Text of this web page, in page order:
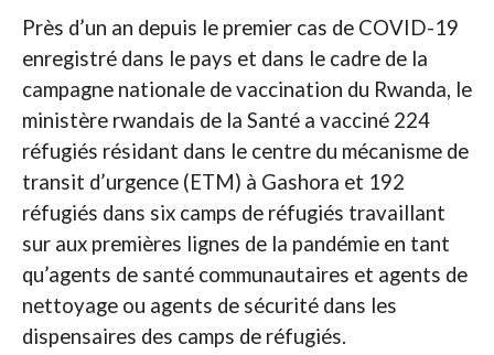
Près d’un an depuis le premier cas de COVID-19
enregistré dans le pays et dans le cadre de la
campagne nationale de vaccination du Rwanda, le
ministère rwandais de la Santé a vacciné 224
réfugiés résidant dans le centre du mécanisme de
transit d’urgence (ETM) à Gashora et 192
réfugiés dans six camps de réfugiés travaillant
sur aux premières lignes de la pandémie en tant
qu’agents de santé communautaires et agents de
nettoyage ou agents de sécurité dans les
dispensaires des camps de réfugiés.